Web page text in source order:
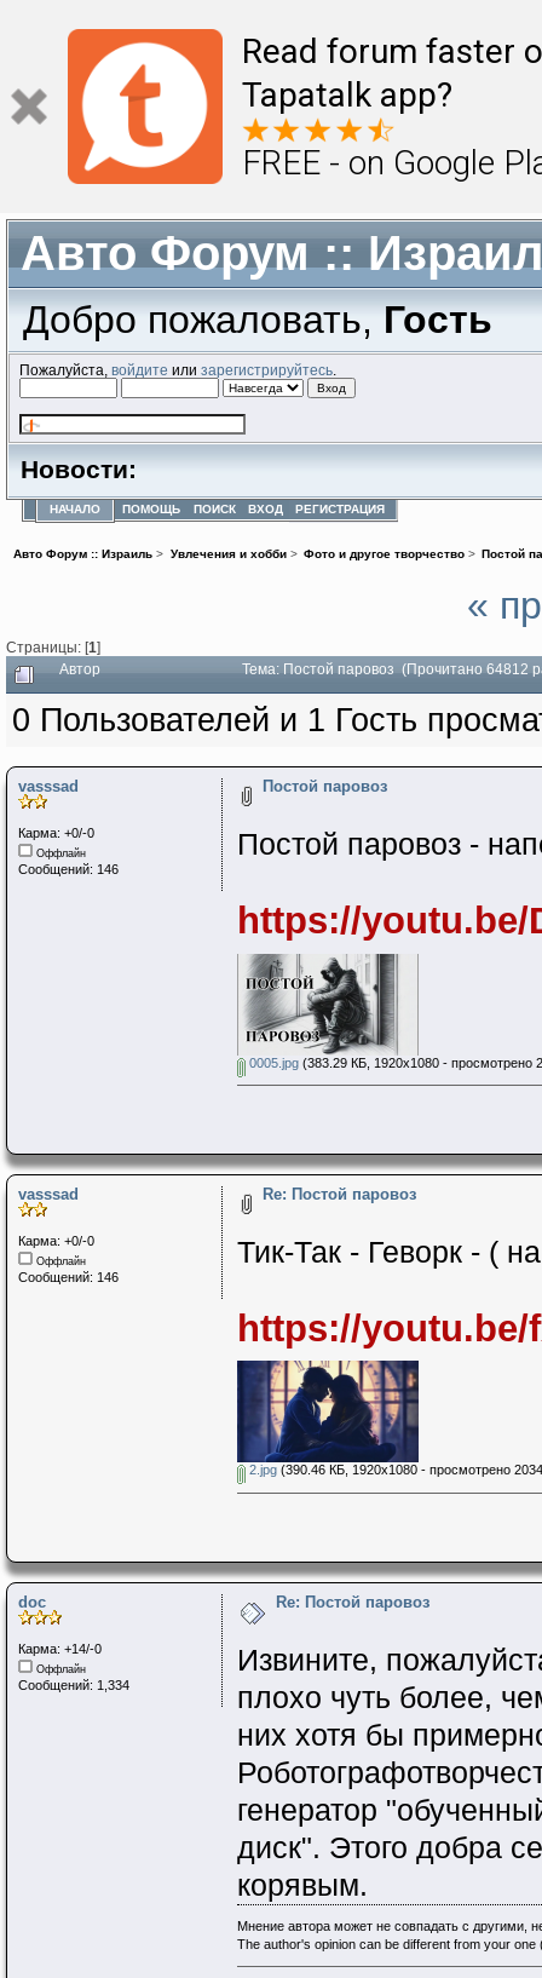
Read forum faster
Tapatalk app?
FREE - on Google
Авто Форум ::
Добро пожаловать,Гость
Пожалуйста,войдите илизарегистрируйтесь
Новости:
НАЧАЛО ПОМОЩЬ ПОИСК ВХОД РЕГИСТРАЦИЯ
Авто Форум :: Израиль > Увлечения и хобби> Фото и другое творчество> Постой
«
Страницы: [1]
Автор Тема: Постой паровоз (Прочитано 64812
0 Пользователей и 1 Гость
vasssad
Карма: +0/-0
Оффлайн
Сообщений: 146
Постой паровоз
Постой паровоз -
https://youtu.be/
0005.jpg(383.29 КБ, 1920x1080 - просмотрено
vasssad
Карма: +0/-0
Оффлайн
Сообщений: 146
Re: Постой паровоз
Тик-Так - Геворк - (
https://youtu.be/
2.jpg(390.46 КБ, 1920x1080 - просмотрено
doc
Карма: +14/-0
Оффлайн
Сообщений: 1,334
Re: Постой паровоз
Извините,
плохо чуть более,
них хотя бы
генератор
диск". Этого добра
корявым.
Мнение автора может не совпадать с другими,
The author's opinion can be different from your